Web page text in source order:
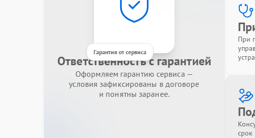
Гарантия от сервиса
Ответственность с гарантией
Оформляем гарантию сервиса —
условия зафиксированы в договоре
и понятны заранее.
При
срок